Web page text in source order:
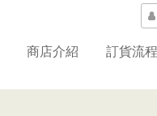
商店介紹 訂貨流程